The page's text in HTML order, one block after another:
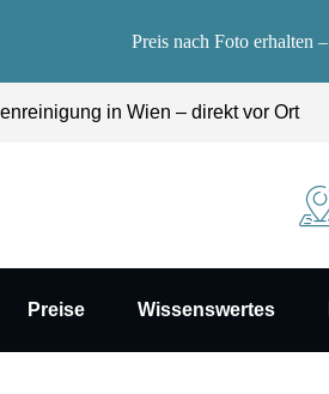
in Wien – direkt vor Ort
Preise Wissenswertes
Preis nach Foto erhalten –